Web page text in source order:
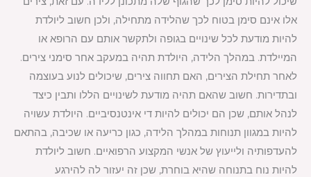
אלו אינם סימן בטוח לכך שהלידה מתחילה, ולכן חשוב ליולדת
להיות מודעת לכל שינויים בגופה ולתקשר אותם עם הרופא או
המיילדת. במהלך הלידה, היולדת תהיה במעקב אחר סימני צירים.
לאחר תחילת הצירים, האם תחווה צירים, שיכולים לנוע בעוצמה
ובתדירות. חשוב שהאם תהיה מודעת לשינויים הללו ותבין כיצד
לנהל אותם, שכן הם יכולים להיות די אינטנסיביים. היולדת עשויה
להיות במגוון תנוחות במהלך הלידה, כגון כריעה או שכיבה, בהתאם
להעדפותיה ולייעוץ של אנשי המקצוע הרפואיים. חשוב ליולדת
להיות נוח בתנוחה שהיא בוחרת, שכן זה יעזור לה להירגע